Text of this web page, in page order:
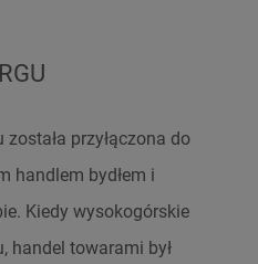
przyłączona do
handlem bydłem i
Kiedy wysokogórskie
handel towarami był